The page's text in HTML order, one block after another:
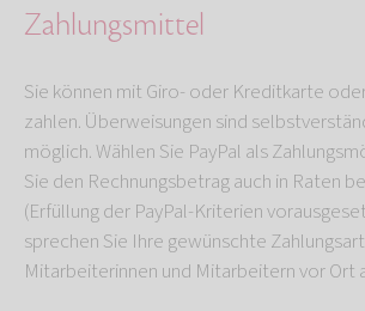
Zahlungsmittel
Sie können mit Giro- oder Kreditkarte
zahlen. Überweisungen sind
möglich. Wählen Sie PayPal als
Sie den Rechnungsbetrag auch in Raten
(Erfüllung der PayPal-Kriterien
sprechen Sie Ihre gewünschte
Mitarbeiterinnen und Mitarbeitern vor Ort